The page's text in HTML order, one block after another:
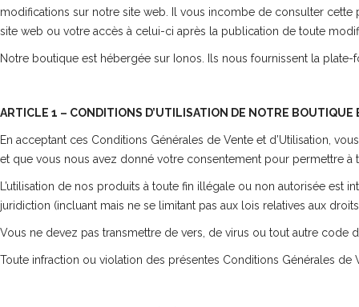
modifications sur notre site web. Il vous incombe de consulter
site web ou votre accès à celui-ci après la publication de toute
Notre boutique est hébergée sur Ionos. Ils nous fournissent la
ARTICLE 1 – CONDITIONS D’UTILISATION DE NOTRE BOUTIQUE
En acceptant ces Conditions Générales de Vente et d’Utilisation,
et que vous nous avez donné votre consentement pour permettre à
L’utilisation de nos produits à toute fin illégale ou non autorisée est
juridiction (incluant mais ne se limitant pas aux lois relatives aux droits
Vous ne devez pas transmettre de vers, de virus ou tout autre code
Toute infraction ou violation des présentes Conditions Générales de